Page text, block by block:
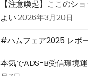
【注意喚起】ここのシ
よい 2026年3月20日
#ハムフェア2025 レポ
本気でADS-B受信環境